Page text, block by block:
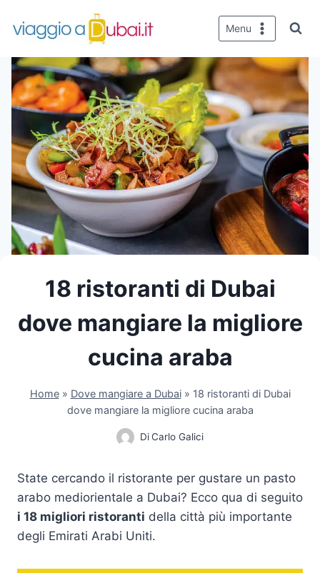
Menu
18 ristoranti di Dubai
dove mangiare la migliore
cucina araba
Home» Dove mangiare a Dubai» 18 ristoranti di Dubai
dove mangiare la migliore cucina araba
DiCarlo Galici
State cercando il ristorante per gustare un pasto
arabo mediorientale a Dubai? Ecco qua di seguito
i 18 migliori ristoranti della città più importante
degli Emirati Arabi Uniti.